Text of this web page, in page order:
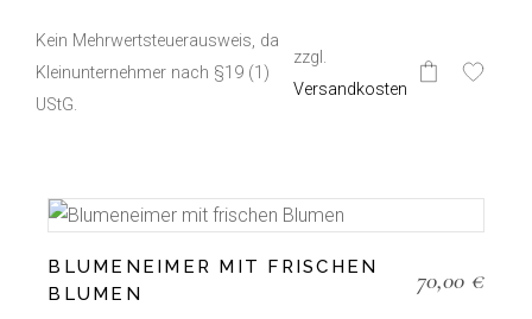
Kein Mehrwertsteuerausweis, da
Kleinunternehmer nach §19 (1)
UStG.
zzgl.
Versandkosten
Dieses
Produkt
weist
Optionen
können
der
Produktseite
gewählt
BLUMENEIMER MIT FRISCHEN
BLUMEN
70,00 €